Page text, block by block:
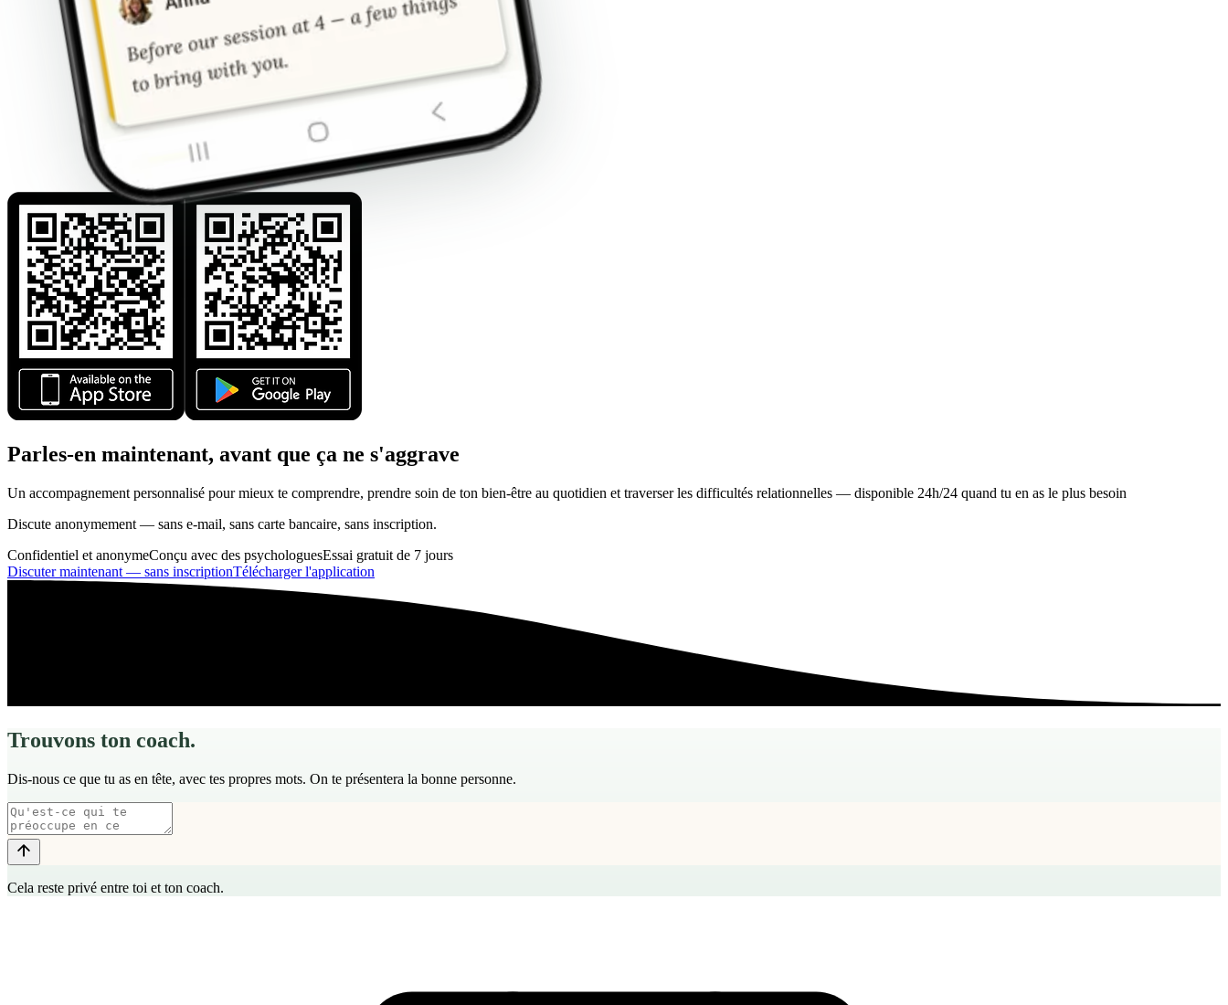
Parles-en maintenant, avant que ça ne s'aggrave
Un accompagnement personnalisé pour mieux te comprendre, prendre soin de ton bien-être au quotidien et traverser les difficultés relationnelles — disponible 24h/24 quand tu en as le plus besoin
Discute anonymement — sans e-mail, sans carte bancaire, sans inscription.
Confidentiel et anonymeConçu avec des psychologuesEssai gratuit de 7 jours
Discuter maintenant — sans inscriptionTélécharger l'application
Trouvons ton coach.
Dis-nous ce que tu as en tête, avec tes propres mots. On te présentera la bonne personne.
Cela reste privé entre toi et ton coach.